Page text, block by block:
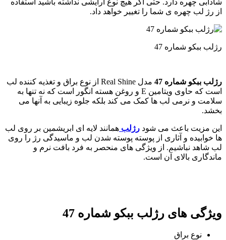
از رژ لب چهره ی شما را تغییر خواهد داد.
رژلب ببکو شماره 47
رژلب ببکو شماره 47
مدل Real Shine از نوع براق و تغذیه کننده لب
است که حاوی ویتامین E و روغن هسته انگور است که نه تنها به
سلامت و نرمی لب ها کمک می کند بلکه جلوه زیبایی به آنها می
بخشد.
این مزیت باعث می شود رژلب همانند لایه ای ابریشمین بر روی لب
ها خوابیده و آثاری از پوسته پوسته شدن لب و ماسیدگی رژ را روی
لب شاهد نباشیم. از ویژگی های منحصر به فرد بافت نرم و
ماندگاری بالای آن است.
ویژگی های رژلب ببکو شماره 47
نوع براق